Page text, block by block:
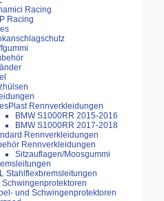
Racing
Racing
Rennverkleidungen
BMW S1000RR 2015-2016
BMW S1000RR 2017-2018
Rennverkleidungen
Rennverkleidungen
Sitzauflagen/Moosgummi
Stahlflexbremsleitungen
Schwingenprotektoren
und Schwingenprotektoren